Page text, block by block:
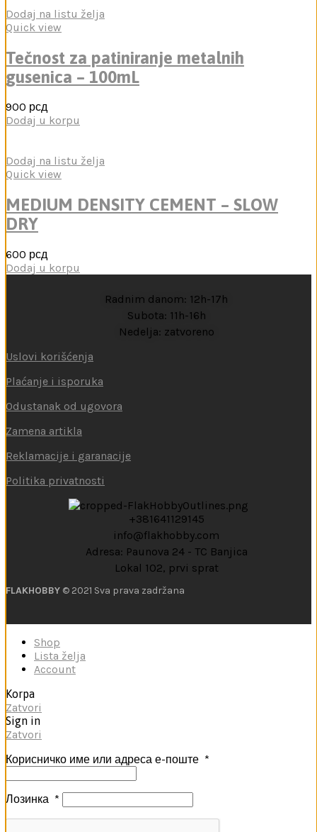
Dodaj na listu želja
Quick view
Tečnost za patiniranje metalnih
gusenica – 100mL
900 рсд
Dodaj u korpu
Dodaj na listu želja
Quick view
MEDIUM DENSITY CEMENT – SLOW
DRY
600 рсд
Dodaj u korpu
Radnim danom: 12h-17h
Subota: 11h-16h
Nedelja: zatvoreno
Uslovi korišćenja
Plaćanje i isporuka
Odustanak od ugovora
Zamena artikla
Reklamacije i garanacije
Politika privatnosti
+381641129145
info@flakhobby.com
Adresa: Paunova 24 - TC Banjica
Lokal 102, prvi sprat
FLAKHOBBY © 2021 Sva prava zadržana
Shop
Lista želja
Account
Korpa
Zatvori
Sign in
Zatvori
Корисничко име или адреса е-поште *
Лозинка *